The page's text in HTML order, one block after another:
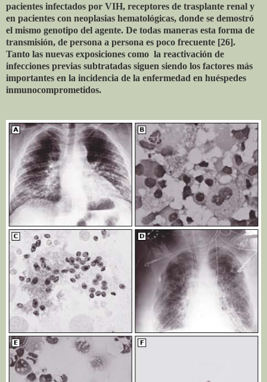
pacientes infectados por VIH, receptores de trasplante renal y
en pacientes con neoplasias hematológicas, donde se demostró
el mismo genotipo del agente. De todas maneras esta forma de
transmisión, de persona a persona es poco frecuente [26].
Tanto las nuevas exposiciones como la reactivación de
infecciones previas subtratadas siguen siendo los factores más
importantes en la incidencia de la enfermedad en huéspedes
inmunocomprometidos.